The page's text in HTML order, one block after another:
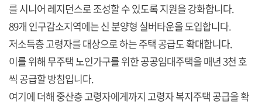
를 시니어 레지던스로 조성할 수 있도록 지원을 강화합니다.
89개 인구감소지역에는 신 분양형 실버타운을 도입합니다.
저소득층 고령자를 대상으로 하는 주택 공급도 확대합니다.
이를 위해 무주택 노인가구를 위한 공공임대주택을 매년 3천 호
씩 공급할 방침입니다.
여기에 더해 중산층 고령자에게까지 고령자 복지주택 공급을 확